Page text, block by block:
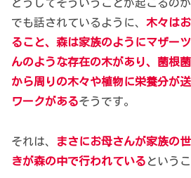
どうしてそういうことが起こるの
でも話されているように、 木々は
ること、森は家族のようにマザー
んのような存在の木があり、菌根
から周りの木々や植物に栄養分が
ワークがあるそうです。
それは、
まさにお母さんが家族の
きが森の中で行われている という